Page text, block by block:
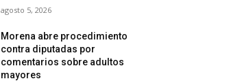
agosto 5, 2026
Morena abre procedimiento
contra diputadas por
comentarios sobre adultos
mayores